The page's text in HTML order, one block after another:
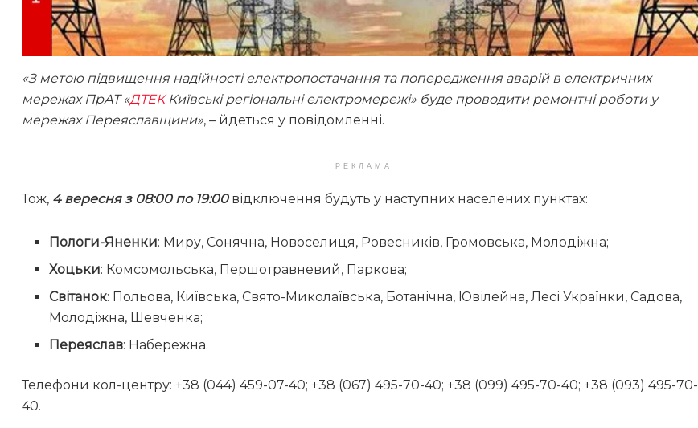
«З метою підвищення надійності електропостачання та попередження аварій в електричних
мережах ПрАТ «ДТЕККиївські регіональні електромережі» буде проводити ремонтні роботи у
мережах Переяславщини», – йдеться у повідомленні.
РЕКЛАМА
Тож, 4 вересня з 08:00 по 19:00відключення будуть у наступних населених пунктах:
Пологи-Яненки: Миру, Сонячна, Новоселиця, Ровесників, Громовська, Молодіжна;
Хоцьки: Комсомольська, Першотравневий, Паркова;
Світанок: Польова, Київська, Свято-Миколаївська, Ботанічна, Ювілейна, Лесі Українки, Садова,
Молодіжна, Шевченка;
Переяслав: Набережна.
Телефони кол-центру: +38 (044) 459-07-40; +38 (067) 495-70-40; +38 (099) 495-70-40; +38 (093) 495-70-
40.